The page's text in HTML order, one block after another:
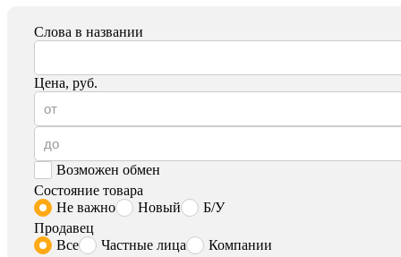
Слова в названии
Цена, руб.
Возможен обмен
Состояние товара
Не важно
Новый
Б/У
Продавец
Все
Частные лица
Компании